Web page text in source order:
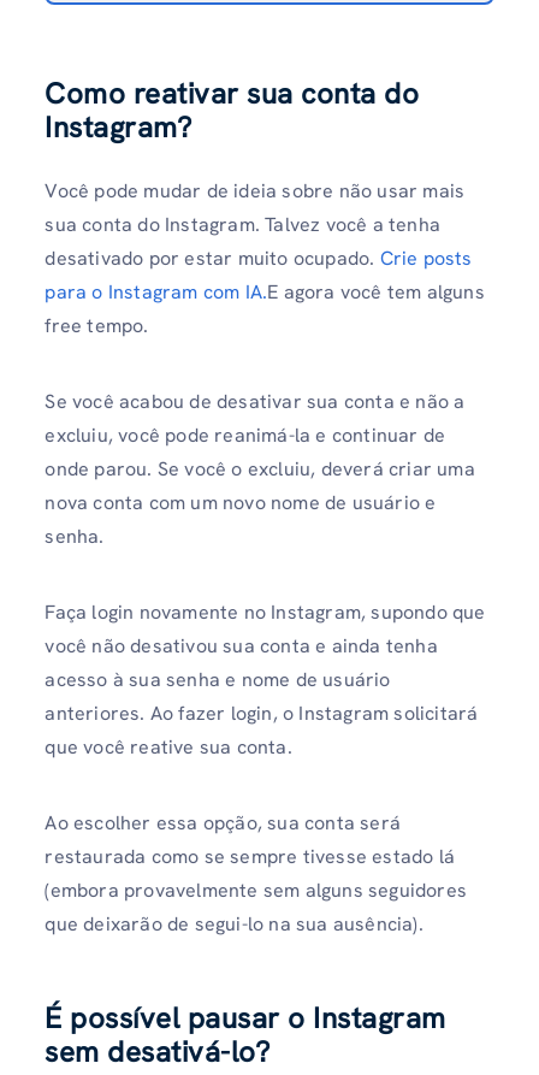
Como reativar sua conta do
Instagram?
Você pode mudar de ideia sobre não usar mais
sua conta do Instagram. Talvez você a tenha
desativado por estar muito ocupado. Crie posts
para o Instagram com IA.E agora você tem alguns
free tempo.
Se você acabou de desativar sua conta e não a
excluiu, você pode reanimá-la e continuar de
onde parou. Se você o excluiu, deverá criar uma
nova conta com um novo nome de usuário e
senha.
Faça login novamente no Instagram, supondo que
você não desativou sua conta e ainda tenha
acesso à sua senha e nome de usuário
anteriores. Ao fazer login, o Instagram solicitará
que você reative sua conta.
Ao escolher essa opção, sua conta será
restaurada como se sempre tivesse estado lá
(embora provavelmente sem alguns seguidores
que deixarão de segui-lo na sua ausência).
É possível pausar o Instagram
sem desativá-lo?